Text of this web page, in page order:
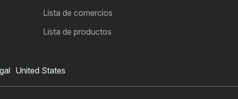
Lista de comercios
Lista de productos
United States